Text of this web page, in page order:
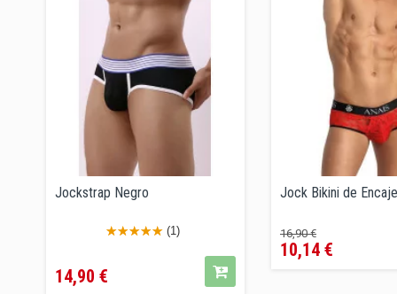
Jockstrap Negro
(1)
14,90 €
Jock Bikini de
Precio
regular
16,90 €Precio
10,14 €